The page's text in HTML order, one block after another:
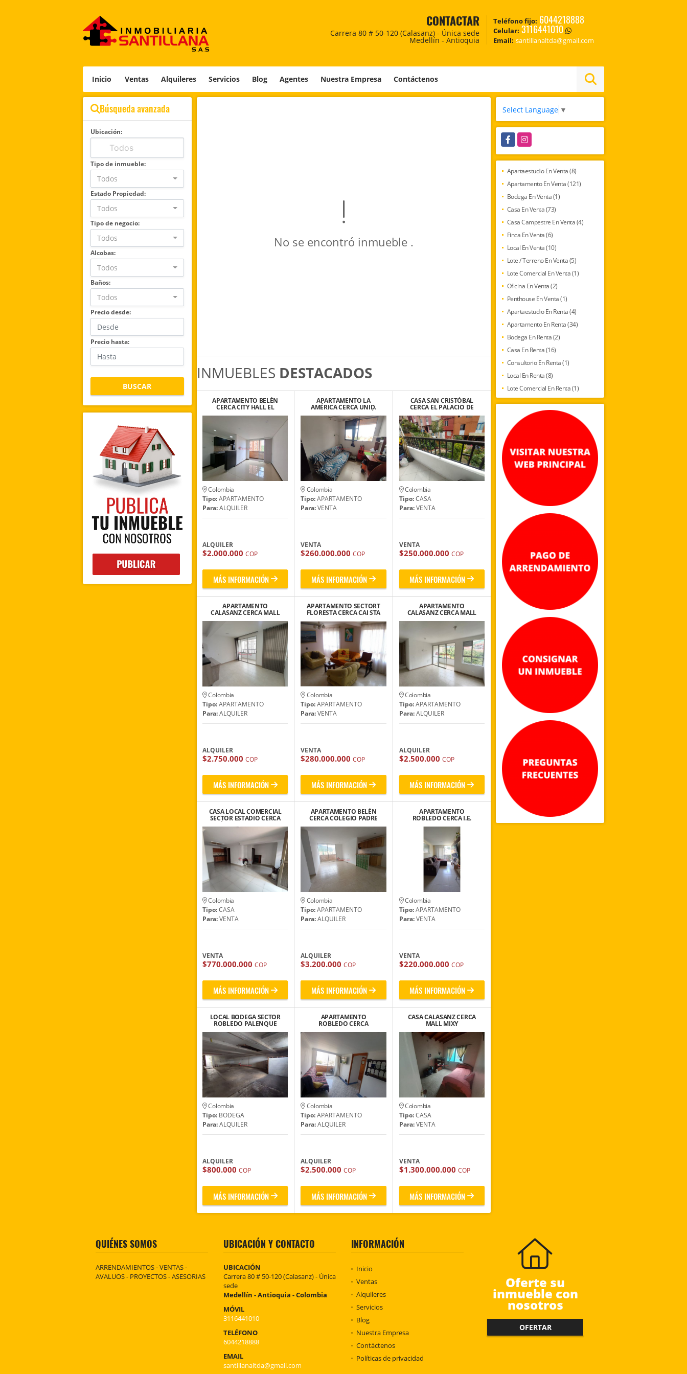
CONTACTAR
Carrera 80 # 50-120 (Calasanz) - Única sede
Medellín - Antioquia
Teléfono fijo: 6044218888
Celular: 3116441010
Email: santillanaltda@gmail.com
Inicio Ventas Alquileres Servicios Blog Agentes Nuestra Empresa Contáctenos
Búsqueda avanzada
Ubicación:
Tipo de inmueble:
Todos
Estado Propiedad:
Todos
Tipo de negocio:
Todos
Alcobas:
Todos
Baños:
Todos
Precio desde:
Precio hasta:
BUSCAR
No se encontró inmueble .
INMUEBLES DESTACADOS
APARTAMENTO BELÉN
CERCA CITY HALL EL
RODEO
Colombia
Tipo:APARTAMENTO
Para:ALQUILER
ALQUILER
$2.000.000 COP
MÁS INFORMACIÓN
APARTAMENTO LA
AMÉRICA CERCA UNID.
DEPORTIVA STA. LUCÍA
Colombia
Tipo:APARTAMENTO
Para:VENTA
VENTA
$260.000.000COP
MÁS INFORMACIÓN
CASA SAN CRISTÓBAL
CERCA EL PALACIO DE
LAS FRESAS
Colombia
Tipo:CASA
Para:VENTA
VENTA
$250.000.000 COP
MÁS INFORMACIÓN
APARTAMENTO
CALASANZ CERCA MALL
SANTANA
Colombia
Tipo:APARTAMENTO
Para:ALQUILER
ALQUILER
$2.750.000 COP
MÁS INFORMACIÓN
APARTAMENTO SECTORT
FLORESTA CERCA CAI STA
LUCIA
Colombia
Tipo:APARTAMENTO
Para:VENTA
VENTA
$280.000.000COP
MÁS INFORMACIÓN
APARTAMENTO
CALASANZ CERCA MALL
SANTANA
Colombia
Tipo:APARTAMENTO
Para:ALQUILER
ALQUILER
$2.500.000 COP
MÁS INFORMACIÓN
CASA LOCAL COMERCIAL
SECTOR ESTADIO CERCA
ÉXITO COLOMBIA
Colombia
Tipo:CASA
Para:VENTA
VENTA
$770.000.000 COP
MÁS INFORMACIÓN
APARTAMENTO BELÉN
CERCA COLEGIO PADRE
MANYANET
Colombia
Tipo:APARTAMENTO
Para:ALQUILER
ALQUILER
$3.200.000COP
MÁS INFORMACIÓN
APARTAMENTO
ROBLEDO CERCA I.E.
ALFONSO UPEGUI
Colombia
Tipo:APARTAMENTO
Para:VENTA
VENTA
$220.000.000 COP
MÁS INFORMACIÓN
LOCAL BODEGA SECTOR
ROBLEDO PALENQUE
CERCA SEMINARIO
BÍBLICO
Colombia
Tipo: BODEGA
Para:ALQUILER
ALQUILER
$800.000 COP
MÁS INFORMACIÓN
APARTAMENTO
ROBLEDO CERCA
FACULTAD DE MINAS
Colombia
Tipo:APARTAMENTO
Para:ALQUILER
ALQUILER
$2.500.000COP
MÁS INFORMACIÓN
CASA CALASANZ CERCA
MALL MIXY
Colombia
Tipo:CASA
Para:VENTA
VENTA
$1.300.000.000 COP
MÁS INFORMACIÓN
Select Language ▼
FacebookInstagram
Apartaestudio En Venta (8)
Apartamento En Venta (121)
Bodega En Venta (1)
Casa En Venta (73)
Casa Campestre En Venta (4)
Finca En Venta (6)
Local En Venta (10)
Lote / Terreno En Venta (5)
Lote Comercial En Venta (1)
Oficina En Venta (2)
Penthouse En Venta (1)
Apartaestudio En Renta (4)
Apartamento En Renta (34)
Bodega En Renta (2)
Casa En Renta (16)
Consultorio En Renta (1)
Local En Renta (8)
Lote Comercial En Renta (1)
QUIÉNES SOMOS
ARRENDAMIENTOS - VENTAS -
AVALUOS - PROYECTOS - ASESORIAS
UBICACIÓN Y CONTACTO
UBICACIÓN
Carrera 80 # 50-120 (Calasanz) - Única
sede
Medellín - Antioquia - Colombia
MÓVIL
3116441010
TELÉFONO
6044218888
EMAIL
santillanaltda@gmail.com
INFORMACIÓN
Inicio
Ventas
Alquileres
Servicios
Blog
Nuestra Empresa
Contáctenos
Políticas de privacidad
Oferte su
inmueble con
nosotros
OFERTAR